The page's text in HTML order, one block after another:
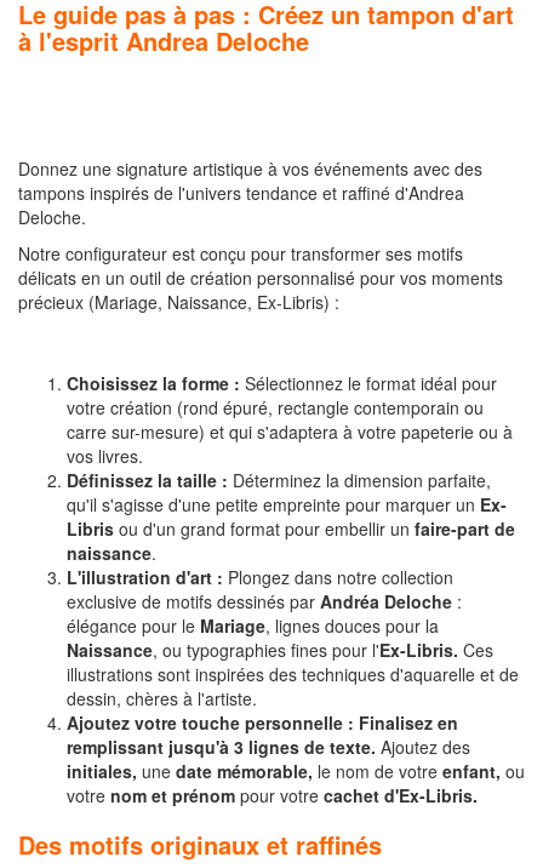
Le guide pas à pas : Créez un tampon d'art
à l'esprit Andrea Deloche
Donnez une signature artistique à vos événements avec des
tampons inspirés de l'univers tendance et raffiné d'Andrea
Deloche.
Notre configurateur est conçu pour transformer ses motifs
délicats en un outil de création personnalisé pour vos moments
précieux (Mariage, Naissance, Ex-Libris) :
Choisissez la forme : Sélectionnez le format idéal pour
votre création (rond épuré, rectangle contemporain ou
carre sur-mesure) et qui s'adaptera à votre papeterie ou à
vos livres.
Définissez la taille : Déterminez la dimension parfaite,
qu'il s'agisse d'une petite empreinte pour marquer un Ex-
Libris ou d'un grand format pour embellir un faire-part de
naissance.
L'illustration d'art : Plongez dans notre collection
exclusive de motifs dessinés par Andréa Deloche :
élégance pour le Mariage, lignes douces pour la
Naissance, ou typographies fines pour l'Ex-Libris. Ces
illustrations sont inspirées des techniques d'aquarelle et de
dessin, chères à l'artiste.
Ajoutez votre touche personnelle : Finalisez en
remplissant jusqu'à 3 lignes de texte. Ajoutez des
initiales, une date mémorable, le nom de votre enfant, ou
votre nom et prénom pour votre cachet d'Ex-Libris.
Des motifs originaux et raffinés